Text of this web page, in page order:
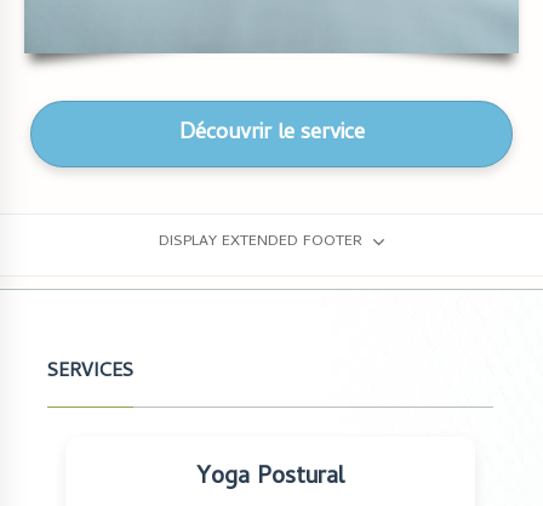
Découvrir le service
DISPLAY EXTENDED FOOTER
SERVICES
Yoga Postural